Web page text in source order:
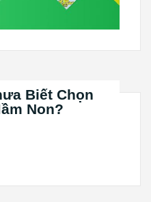
Biết Chọn
Non?